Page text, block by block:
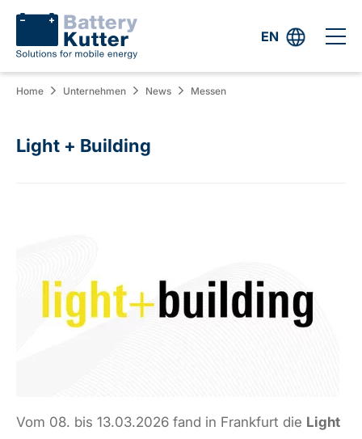
EN
Home Unternehmen News Messen
Light + Building
Vom 08. bis 13.03.2026 fand in Frankfurt die Light